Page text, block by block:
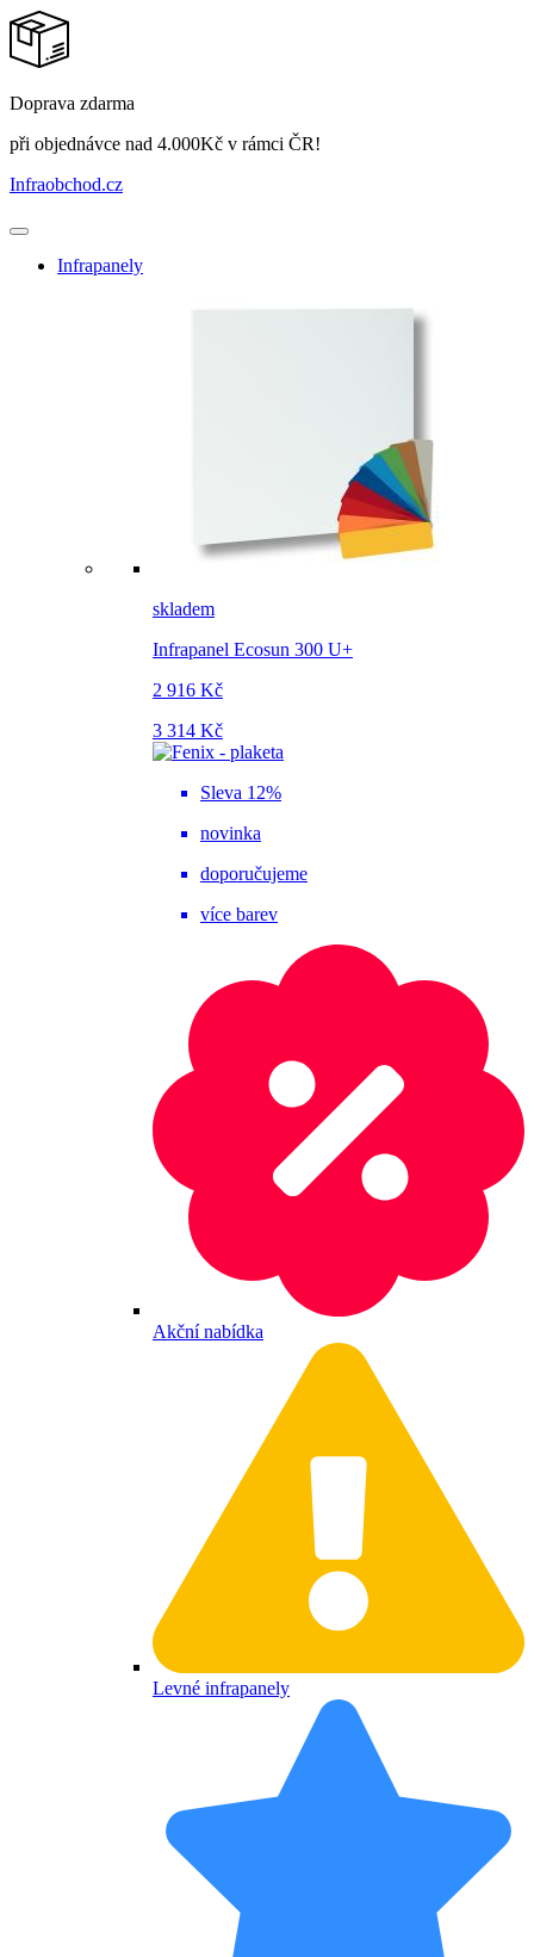
Doprava zdarma
při objednávce nad 4.000Kč v rámci ČR!
Infraobchod.cz
Infrapanely
skladem
Infrapanel Ecosun 300 U+
2 916 Kč
3 314 Kč
Sleva 12%
novinka
doporučujeme
více barev
Akční nabídka
Levné infrapanely